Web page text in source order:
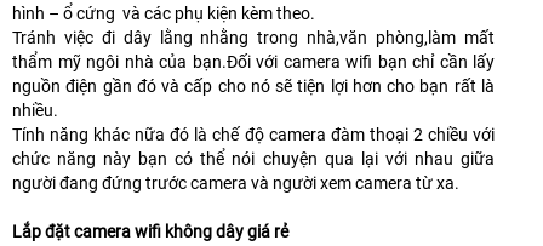
hình – ổ cứng và các phụ kiện kèm theo.
Tránh việc đi dây lằng nhằng trong nhà,văn phòng,làm mất
thẩm mỹ ngôi nhà của bạn.Đối với camera wifi bạn chỉ cần lấy
nguồn điện gần đó và cấp cho nó sẽ tiện lợi hơn cho bạn rất là
nhiều.
Tính năng khác nữa đó là chế độ camera đàm thoại 2 chiều với
chức năng này bạn có thể nói chuyện qua lại với nhau giữa
người đang đứng trước camera và người xem camera từ xa.
Lắp đặt camera wifi không dây giá rẻ